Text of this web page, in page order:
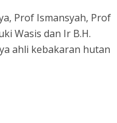
Prof Ismansyah, Prof
Wasis dan Ir B.H.
ahli kebakaran hutan